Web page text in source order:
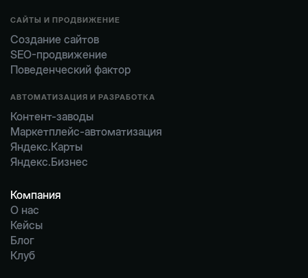
САЙТЫ И ПРОДВИЖЕНИЕ
Создание сайтов
SEO-продвижение
Поведенческий фактор
АВТОМАТИЗАЦИЯ И РАЗРАБОТКА
Контент-заводы
Маркетплейс-автоматизация
Яндекс.Карты
Яндекс.Бизнес
Компания
О нас
О нас
Кейсы
Кейсы
Блог
Блог
Клуб